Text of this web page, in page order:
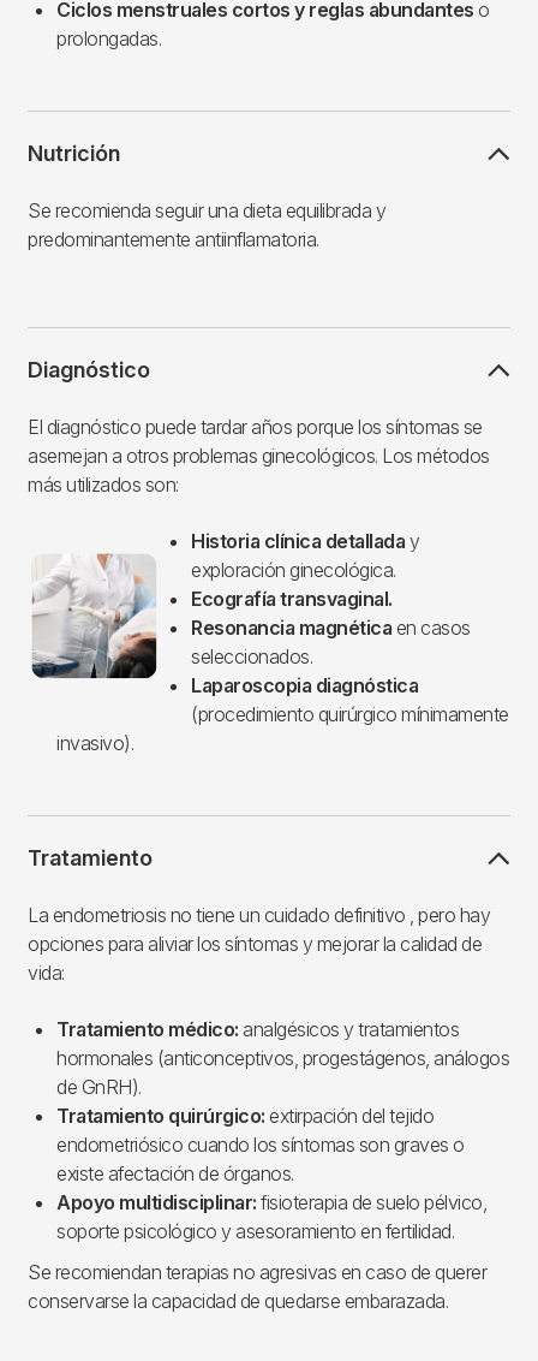
Ciclos menstruales cortos y reglas abundantes o
prolongadas.
Nutrición
Se recomienda seguir una dieta equilibrada y
predominantemente antiinflamatoria.
Diagnóstico
El diagnóstico puede tardar años porque los síntomas se
asemejan a otros problemas ginecológicos. Los métodos
más utilizados son:
Imagen
Historia clínica detallada y
exploración ginecológica.
Ecografía transvaginal.
Resonancia magnética en casos
seleccionados.
Laparoscopia diagnóstica
(procedimiento quirúrgico mínimamente
invasivo).
Tratamiento
La endometriosis no tiene un cuidado definitivo , pero hay
opciones para aliviar los síntomas y mejorar la calidad de
vida:
Tratamiento médico: analgésicos y tratamientos
hormonales (anticonceptivos, progestágenos, análogos
de GnRH).
Tratamiento quirúrgico: extirpación del tejido
endometriósico cuando los síntomas son graves o
existe afectación de órganos.
Apoyo multidisciplinar: fisioterapia de suelo pélvico,
soporte psicológico y asesoramiento en fertilidad.
Se recomiendan terapias no agresivas en caso de querer
conservarse la capacidad de quedarse embarazada.